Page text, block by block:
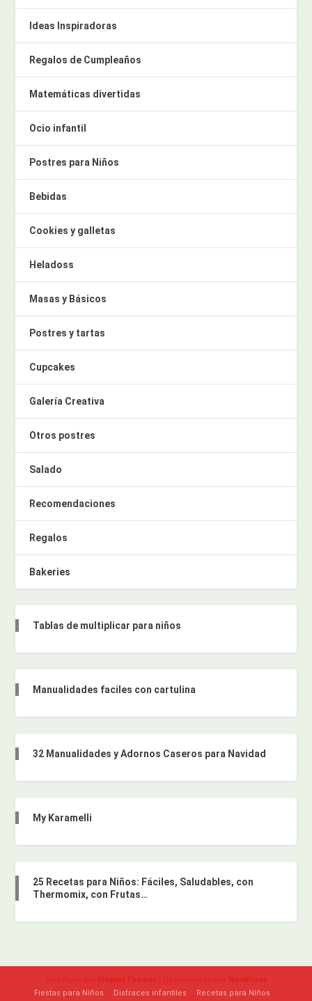
Ideas Inspiradoras
Regalos de Cumpleaños
Matemáticas divertidas
Ocio infantil
Postres para Niños
Bebidas
Cookies y galletas
Heladoss
Masas y Básicos
Postres y tartas
Cupcakes
Galería Creativa
Otros postres
Salado
Recomendaciones
Regalos
Bakeries
Tablas de multiplicar para niños
Manualidades faciles con cartulina
32 Manualidades y Adornos Caseros para Navidad
My Karamelli
25 Recetas para Niños: Fáciles, Saludables, con
Thermomix, con Frutas…
Diseñado por Elegant Themes | Desarrollado por WordPress
Fiestas para Niños Disfraces infantiles
Recetas para Niños